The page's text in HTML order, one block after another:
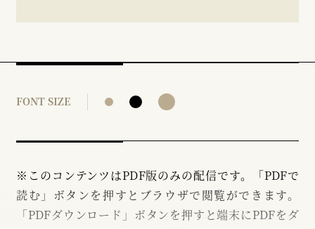
FONT SIZE
※このコンテンツはPDF版のみの配信です。「PDFで
読む」ボタンを押すとブラウザで閲覧ができます。
「PDFダウンロード」ボタンを押すと端末にPDFをダ